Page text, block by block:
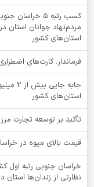
کسب رتبه ۵
مردم‌نهاد جوانان استان
استان‌های کشور
فرماندار: کارت‌های
استان‌های کشور
تأکید بر توسعه تجارت
قیمت بالای میوه در
نظارتی از زندان‌ها استان